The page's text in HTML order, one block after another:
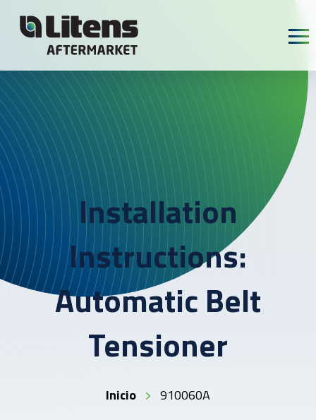
Installation
Instructions:
Automatic Belt
Tensioner
Inicio 910060A